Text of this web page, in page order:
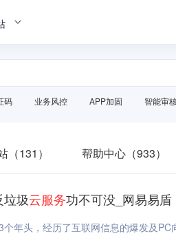
码 业务风控 APP加固 智能审
（131） 帮助中心（933）
圾云服务功不可没_网易易盾
年头，经历了互联网信息的爆发及